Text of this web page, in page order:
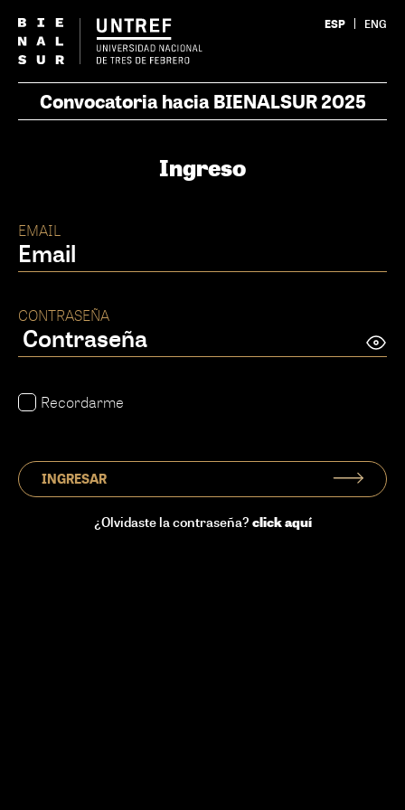
ESP ENG
Convocatoria hacia BIENALSUR 2025
Ingreso
EMAIL
CONTRASEÑA
Recordarme
INGRESAR
¿Olvidaste la contraseña? click aquí